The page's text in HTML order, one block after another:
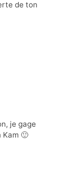
de ton
je gage
Kam 🙂